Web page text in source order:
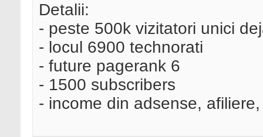
Detalii:
- peste 500k vizitatori unici
- locul 6900 technorati
- future pagerank 6
- 1500 subscribers
- income din adsense,